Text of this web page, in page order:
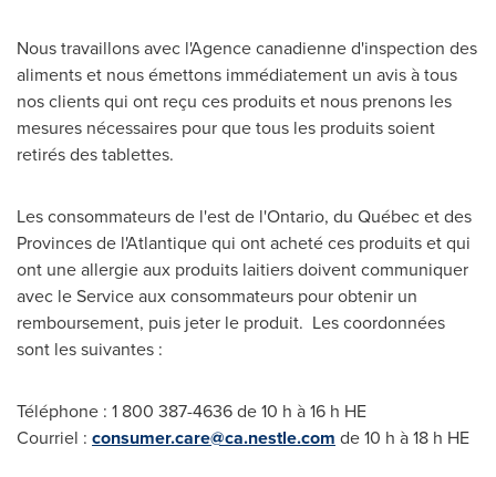
Nous travaillons avec l'Agence canadienne d'inspection des
aliments et nous émettons immédiatement un avis à tous
nos clients qui ont reçu ces produits et nous prenons les
mesures nécessaires pour que tous les produits soient
retirés des tablettes.
Les consommateurs de l'est de l'Ontario, du Québec et des
Provinces de l'Atlantique qui ont acheté ces produits et qui
ont une allergie aux produits laitiers doivent communiquer
avec le Service aux consommateurs pour obtenir un
remboursement, puis jeter le produit. Les coordonnées
sont les suivantes :
Téléphone : 1 800 387-4636 de 10 h à 16 h HE
Courriel : consumer.care@ca.nestle.com de 10 h à 18 h HE